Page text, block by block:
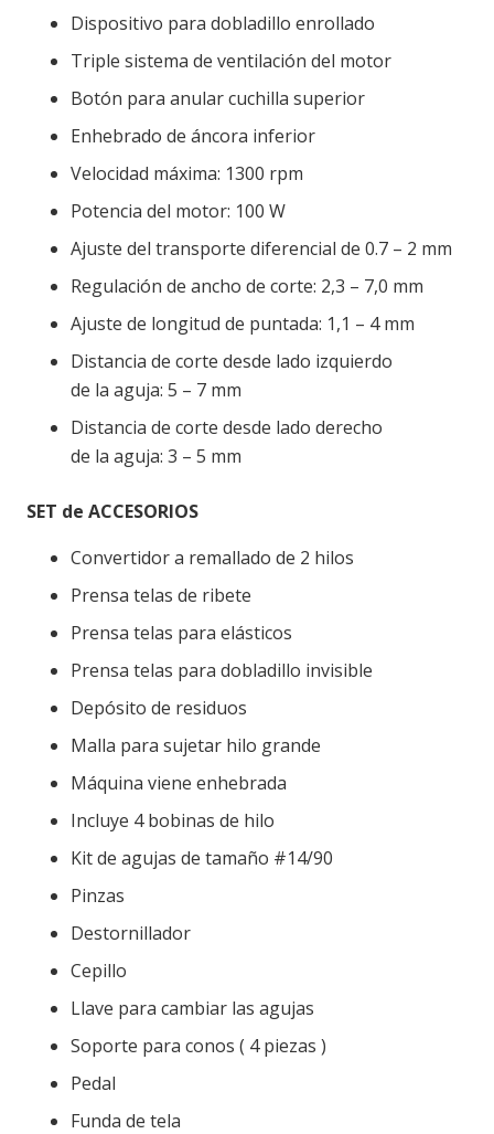
Dispositivo para dobladillo enrollado
Triple sistema de ventilación del motor
Botón para anular cuchilla superior
Enhebrado de áncora inferior
Velocidad máxima: 1300 rpm
Potencia del motor: 100 W
Ajuste del transporte diferencial de 0.7 – 2 mm
Regulación de ancho de corte: 2,3 – 7,0 mm
Ajuste de longitud de puntada: 1,1 – 4 mm
Distancia de corte desde lado izquierdo
de la aguja: 5 – 7 mm
Distancia de corte desde lado derecho
de la aguja: 3 – 5 mm
SET de ACCESORIOS
Convertidor a remallado de 2 hilos
Prensa telas de ribete
Prensa telas para elásticos
Prensa telas para dobladillo invisible
Depósito de residuos
Malla para sujetar hilo grande
Máquina viene enhebrada
Incluye 4 bobinas de hilo
Kit de agujas de tamaño #14/90
Pinzas
Destornillador
Cepillo
Llave para cambiar las agujas
Soporte para conos ( 4 piezas )
Pedal
Funda de tela